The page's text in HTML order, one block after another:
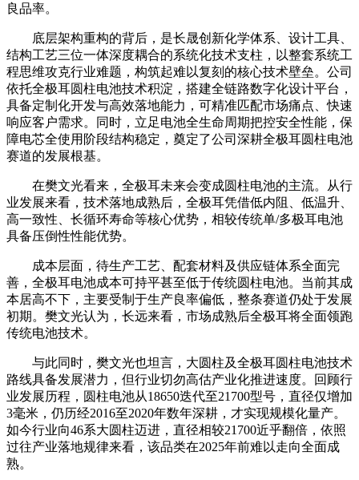
良品率。
底层架构重构的背后，是长晟创新化学体系、设计工具、
结构工艺三位一体深度耦合的系统化技术支柱，以整套系统工
程思维攻克行业难题，构筑起难以复刻的核心技术壁垒。公司
依托全极耳圆柱电池技术积淀，搭建全链路数字化设计平台，
具备定制化开发与高效落地能力，可精准匹配市场痛点、快速
响应客户需求。同时，立足电池全生命周期把控安全性能，保
障电芯全使用阶段结构稳定，奠定了公司深耕全极耳圆柱电池
赛道的发展根基。
在樊文光看来，全极耳未来会变成圆柱电池的主流。从行
业发展来看，技术落地成熟后，全极耳凭借低内阻、低温升、
高一致性、长循环寿命等核心优势，相较传统单/多极耳电池
具备压倒性性能优势。
成本层面，待生产工艺、配套材料及供应链体系全面完
善，全极耳电池成本可持平甚至低于传统圆柱电池。当前其成
本居高不下，主要受制于生产良率偏低，整条赛道仍处于发展
初期。樊文光认为，长远来看，市场成熟后全极耳将全面领跑
传统电池技术。
与此同时，樊文光也坦言，大圆柱及全极耳圆柱电池技术
路线具备发展潜力，但行业切勿高估产业化推进速度。回顾行
业发展历程，圆柱电池从18650迭代至21700型号，直径仅增加
3毫米，仍历经2016至2020年数年深耕，才实现规模化量产。
如今行业向46系大圆柱迈进，直径相较21700近乎翻倍，依照
过往产业落地规律来看，该品类在2025年前难以走向全面成
熟。